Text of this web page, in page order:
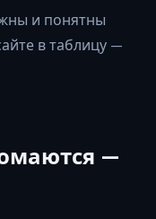
и понятны
в таблицу —
—